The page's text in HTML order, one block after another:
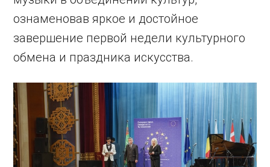
ознаменовав яркое и достойное
завершение первой недели культурного
обмена и праздника искусства.